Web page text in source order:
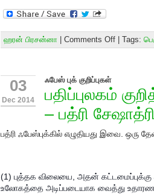
ஹரன் பிரசன்னா Comments Off | Tags:
03
Dec 2014
ஃபேஸ் புக் குறிப்புகள்
பதிப்புலகம்
– பத்ரி
பத்ரி ஃபேஸ்புக்கில் எழுதியது இவை. ஒரு
(1) புத்தக விலையை, அதன்
உலோகத்தை அடிப்படையாக வைத்து